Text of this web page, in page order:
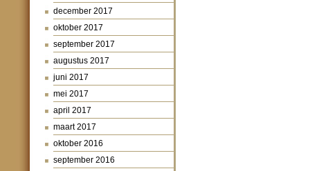
december 2017
oktober 2017
september 2017
augustus 2017
juni 2017
mei 2017
april 2017
maart 2017
oktober 2016
september 2016